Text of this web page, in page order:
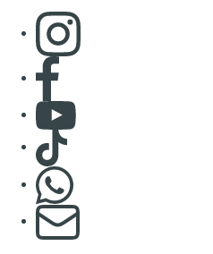
Consulter page
Consulter page
Consulter Youtube
Consulter TikTok
S'abonner à notre